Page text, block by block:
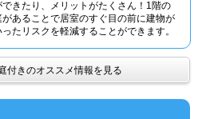
TOP
きたり、メリットがたくさん！1階の
あることで居室のすぐ目の前に建物が
たリスクを軽減することができます。
付きのオススメ情報を見る